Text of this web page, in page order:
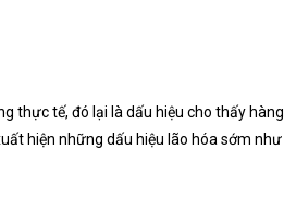
thực tế, đó lại là dấu hiệu cho thấy hàng
hiện những dấu hiệu lão hóa sớm như